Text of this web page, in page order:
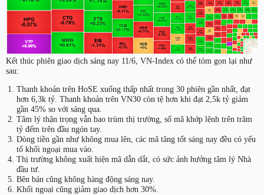
Kết thúc phiên giao dịch sáng nay 11/6, VN-Index có thể tóm gọn lại như
sau:
Thanh khoản trên HoSE xuống thấp nhất trong 30 phiên gần nhất, đạt
hơn 6,3k tỷ. Thanh khoản trên VN30 còn tệ hơn khi đạt 2,5k tỷ giảm
gần 45% so với sáng qua.
Tâm lý thận trọng vẫn bao trùm thị trường, số mã khớp lệnh trên trăm
tỷ đếm trên đầu ngón tay.
Dòng tiền gần như không mua lên, các mã tăng tốt sáng nay đều có yếu
tố khối ngoại mua vào.
Thị trường không xuất hiện mã dẫn dắt, có sức ảnh hưởng tâm lý Nhà
đầu tư.
Bên bán cũng không hàng động sáng nay.
Khối ngoại cũng giảm giao dịch hơn 30%.